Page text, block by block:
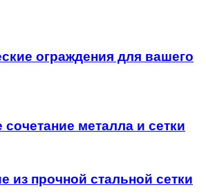
ограждения для вашего
металла и сетки
из прочной стальной сетки